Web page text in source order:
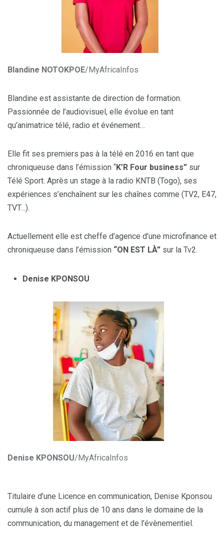
Blandine NOTOKPOE/MyAfricaInfos
Blandine est assistante de direction de formation.
Passionnée de l’audiovisuel, elle évolue en tant
qu’animatrice télé, radio et événement…
Elle fit ses premiers pas à la télé en 2016 en tant que
chroniqueuse dans l’émission “K’R Four business” sur
Télé Sport. Après un stage à la radio KNTB (Togo), ses
expériences s’enchaînent sur les chaînes comme (TV2, E47,
TVT…).
Actuellement elle est cheffe d’agence d’une microfinance et
chroniqueuse dans l’émission “ON EST LÀ” sur la Tv2.
Denise KPONSOU
Denise KPONSOU/MyAfricaInfos
Titulaire d’une Licence en communication, Denise Kponsou
cumule à son actif plus de 10 ans dans le domaine de la
communication, du management et de l’évènementiel.